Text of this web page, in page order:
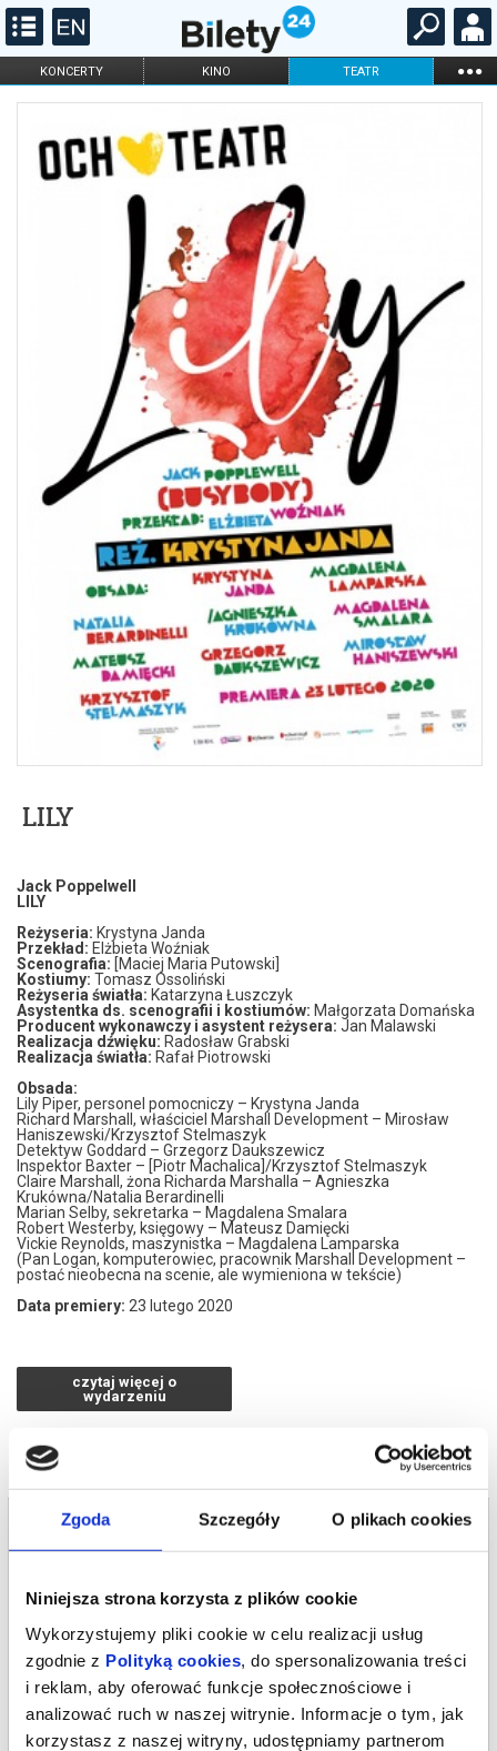
Zgoda Szczegóły O plikach cookies
Niniejsza strona korzysta z plików cookie
Wykorzystujemy pliki cookie w celu realizacji usług
zgodnie z Polityką cookies , do spersonalizowania treści
i reklam, aby oferować funkcje społecznościowe i
analizować ruch w naszej witrynie. Informacje o tym, jak
korzystasz z naszej witryny, udostępniamy partnerom
KONCERTY KINO TEATR ...
FILHARMONIA OPERA I BALET
DLA DZIECI
ONLINE
LILY
Jack Poppelwell
LILY
Reżyseria: Krystyna Janda
Przekład: Elżbieta Woźniak
Scenografia: [Maciej Maria Putowski]
Kostiumy: Tomasz Ossoliński
Reżyseria światła: Katarzyna Łuszczyk
Asystentka ds. scenografii i kostiumów: Małgorzata Domańska
Producent wykonawczy i asystent reżysera: Jan Malawski
Realizacja dźwięku: Radosław Grabski
Realizacja światła: Rafał Piotrowski
Obsada:
Lily Piper, personel pomocniczy – Krystyna Janda
Richard Marshall, właściciel Marshall Development – Mirosław
Haniszewski/Krzysztof Stelmaszyk
Detektyw Goddard – Grzegorz Daukszewicz
Inspektor Baxter – [Piotr Machalica]/Krzysztof Stelmaszyk
Claire Marshall, żona Richarda Marshalla – Agnieszka
Krukówna/Natalia Berardinelli
Marian Selby, sekretarka – Magdalena Smalara
Robert Westerby, księgowy – Mateusz Damięcki
Vickie Reynolds, maszynistka – Magdalena Lamparska
(Pan Logan, komputerowiec, pracownik Marshall Development –
postać nieobecna na scenie, ale wymieniona w tekście)
Data premiery: 23 lutego 2020
publiczności. I te wyraziste charaktery sceniczne! Świetnie
naszkicowanych osiem postaci, w tym para zabawnych i
niepoprawnych staruszków – inspektor ciamajda i „wiedząca
wszystko sprzątaczka”, czyli znajoma inspektora z młodości,
Reżyseruje Krystyna Janda, i to także ją oglądamy w roli tytułowej,
nieznośnej Lily. Jako inspektor węszy Krzysztof Stelmaszyk.
fot. Robert Jaworski
*******
Bezpieczne zakupy w Bilety24. W przypadku odwołania
podczas zakupu.
czytaj więcej o
wydarzeniu
Bilety na termin:
24.10.2026 , g. 19:00 (sobota)
Warszawa
Och-Teatr w Warszawie
od 95,00 pln
kup bilet